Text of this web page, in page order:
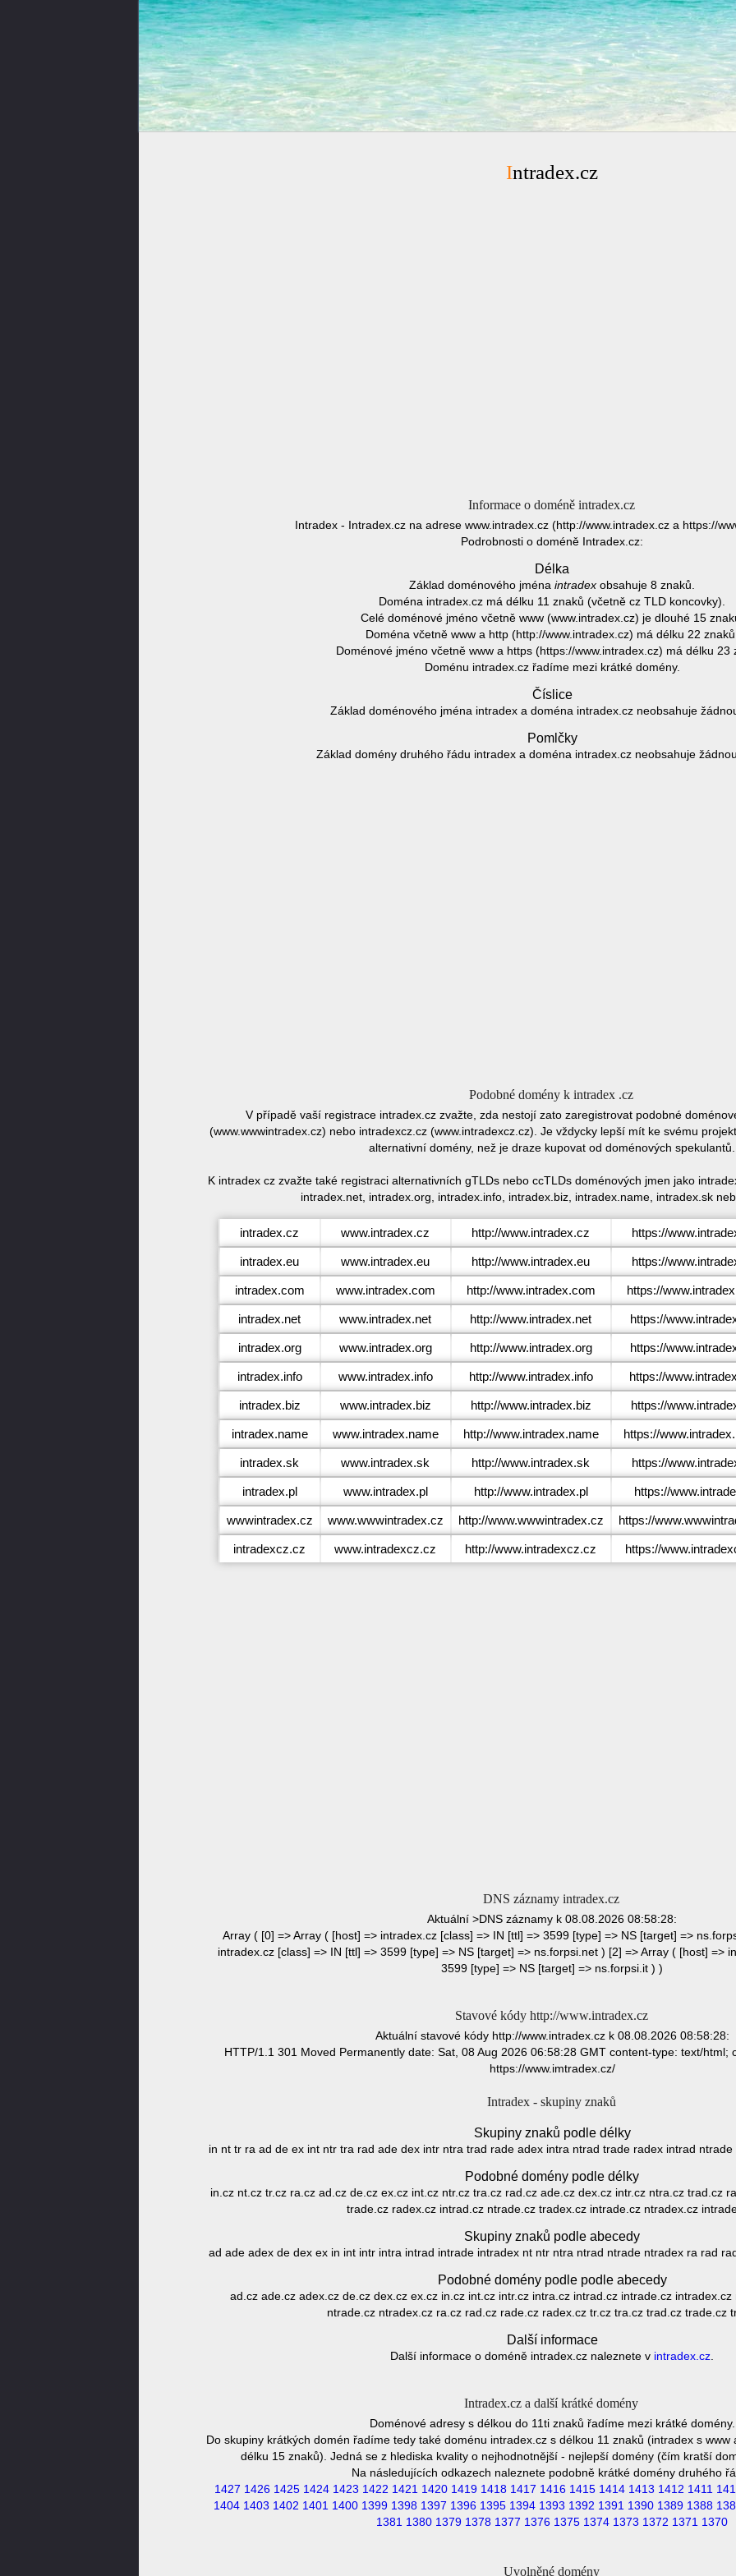
Intradex.cz
Informace o doméně intradex.cz
Intradex - Intradex.cz na adrese www.intradex.cz (http://www.intradex.cz a https://
Podrobnosti o doméně Intradex.cz:
Délka
Základ doménového jména intradex obsahuje 8 znaků.
Doména intradex.cz má délku 11 znaků (včetně cz TLD koncovky).
Celé doménové jméno včetně www (www.intradex.cz) je dlouhé 15
Doména včetně www a http (http://www.intradex.cz) má délku 22 znaků.
Doménové jméno včetně www a https (https://www.intradex.cz) má délku 23
Doménu intradex.cz řadíme mezi krátké domény.
Číslice
Základ doménového jména intradex a doména intradex.cz neobsahuje
Pomlčky
Základ domény druhého řádu intradex a doména intradex.cz neobsahuje
Podobné domény k intradex .cz
V případě vaší registrace intradex.cz zvažte, zda nestojí zato zaregistrovat podobné
(www.wwwintradex.cz) nebo intradexcz.cz (www.intradexcz.cz). Je vždycky lepší mít ke svému
alternativní domény, než je draze kupovat od doménových spekulantů.
K intradex cz zvažte také registraci alternativních gTLDs nebo ccTLDs doménových jmen jako
intradex.net, intradex.org, intradex.info, intradex.biz, intradex.name, intradex.sk
intradex.cz www.intradex.cz http://www.intradex.cz https://
intradex.eu www.intradex.eu http://www.intradex.eu https://
intradex.com www.intradex.com http://www.intradex.com https://
intradex.net www.intradex.net http://www.intradex.net https://
intradex.org www.intradex.org http://www.intradex.org https://
intradex.info www.intradex.info http://www.intradex.info https://
intradex.biz www.intradex.biz http://www.intradex.biz https://
intradex.name www.intradex.name http://www.intradex.name https://
intradex.sk www.intradex.sk http://www.intradex.sk https://
intradex.pl www.intradex.pl http://www.intradex.pl https://
wwwintradex.cz www.wwwintradex.cz http://www.wwwintradex.cz https://
intradexcz.cz www.intradexcz.cz http://www.intradexcz.cz https://
DNS záznamy intradex.cz
Aktuální >DNS záznamy k 08.08.2026 08:58:28:
Array ( [0] => Array ( [host] => intradex.cz [class] => IN [ttl] => 3599 [type] => NS [target] =>
intradex.cz [class] => IN [ttl] => 3599 [type] => NS [target] => ns.forpsi.net ) [2] => Array ( [host] =>
3599 [type] => NS [target] => ns.forpsi.it ) )
Stavové kódy http://www.intradex.cz
Aktuální stavové kódy http://www.intradex.cz k 08.08.2026 08:58:28:
HTTP/1.1 301 Moved Permanently date: Sat, 08 Aug 2026 06:58:28 GMT content-type: text/html;
https://www.imtradex.cz/
Intradex - skupiny znaků
Skupiny znaků podle délky
in nt tr ra ad de ex int ntr tra rad ade dex intr ntra trad rade adex intra ntrad trade radex intrad
Podobné domény podle délky
in.cz nt.cz tr.cz ra.cz ad.cz de.cz ex.cz int.cz ntr.cz tra.cz rad.cz ade.cz dex.cz intr.cz ntra.cz trad.cz
trade.cz radex.cz intrad.cz ntrade.cz tradex.cz intrade.cz ntradex.cz
Skupiny znaků podle abecedy
ad ade adex de dex ex in int intr intra intrad intrade intradex nt ntr ntra ntrad ntrade ntradex ra rad
Podobné domény podle podle abecedy
ad.cz ade.cz adex.cz de.cz dex.cz ex.cz in.cz int.cz intr.cz intra.cz intrad.cz intrade.cz
ntrade.cz ntradex.cz ra.cz rad.cz rade.cz radex.cz tr.cz tra.cz trad.cz trade.cz
Další informace
Další informace o doméně intradex.cz naleznete v intradex.cz
Intradex.cz a další krátké domény
Doménové adresy s délkou do 11ti znaků řadíme mezi krátké domény.
Do skupiny krátkých domén řadíme tedy také doménu intradex.cz s délkou 11 znaků (intradex s www
délku 15 znaků). Jedná se z hlediska kvality o nejhodnotnější - nejlepší domény (čím kratší
Na následujících odkazech naleznete podobně krátké domény druhého
1427 1426 1425 1424 1423 1422 1421 1420 1419 1418 1417 1416 1415 1414 1413 1412 1411
1404 1403 1402 1401 1400 1399 1398 1397 1396 1395 1394 1393 1392 1391 1390 1389 1388
1381 1380 1379 1378 1377 1376 1375 1374 1373 1372 1371 1370
Uvolněné domény